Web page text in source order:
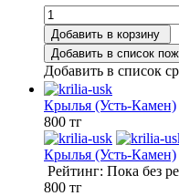
Добавить в корзину
Добавить в список
Добавить в список
Крылья (Усть-Камен)
800 тг
Крылья (Усть-Камен)
Рейтинг: Пока без
800 тг